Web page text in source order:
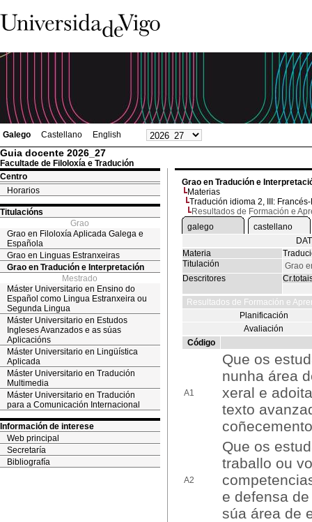
Galego Castellano English
Guia docente 2026_27
Facultade de Filoloxía e Tradución
Centro
Horarios
Titulacións
Grao
Grao en Filoloxía Aplicada Galega e
Española
Grao en Linguas Estranxeiras
Grao en Tradución e Interpretación
Mestrado
Máster Universitario en Ensino do
Español como Lingua Estranxeira ou
Segunda Lingua
Máster Universitario en Estudos
Ingleses Avanzados e as súas
Aplicacións
Máster Universitario en Lingüística
Aplicada
Máster Universitario en Tradución
Multimedia
Máster Universitario en Tradución
para a Comunicación Internacional
Información de interese
Web principal
Secretaría
Bibliografía
Grao en Tradución e
Materias
Tradución idioma 2, III:
Resultados de Formación e
galego
castellano
Materia
Titulación
Grao
Descritores
Resultados de Formación e
Planificación
Avaliación
Código
A1
Que os
nunha área
xeral e
texto
A2
Que os
traballo ou
e defensa
súa área de